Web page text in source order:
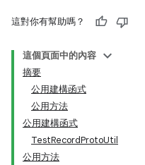
這對你有幫助嗎？
這個頁面中的內容
摘要
公用建構函式
公用方法
公用建構函式
TestRecordProtoUtil
公用方法